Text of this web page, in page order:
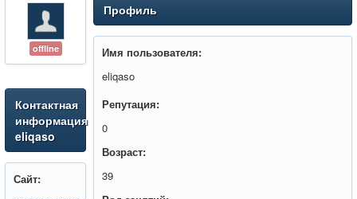
Вход
offline
Контактная
информация
eliqaso
Сайт:
Профиль
Имя пользователя:
eliqaso
Репутация:
0
Возраст:
39